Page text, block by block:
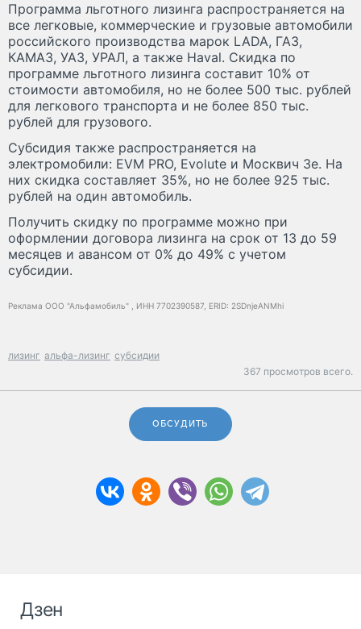
Программа льготного лизинга распространяется на
все легковые, коммерческие и грузовые автомобили
российского производства марок LADA, ГАЗ,
КАМАЗ, УАЗ, УРАЛ, а также Haval. Скидка по
программе льготного лизинга составит 10% от
стоимости автомобиля, но не более 500 тыс. рублей
для легкового транспорта и не более 850 тыс.
рублей для грузового.
Субсидия также распространяется на
электромобили: EVM PRO, Evolute и Москвич 3е. На
них скидка составляет 35%, но не более 925 тыс.
рублей на один автомобиль.
Получить скидку по программе можно при
оформлении договора лизинга на срок от 13 до 59
месяцев и авансом от 0% до 49% с учетом
субсидии.
Реклама ООО "Альфамобиль" , ИНН 7702390587, ERID: 2SDnjeANMhi
лизинг альфа-лизинг субсидии
367 просмотров всего.
ОБСУДИТЬ
Дзен